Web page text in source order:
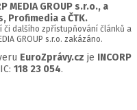
GROUP s.r.o., a
Profimedia a ČTK.
či dalšího zpřístupňování článků a
GROUP s.r.o. zakázáno.
EuroZprávy.cz je INCORP
118 23 054.